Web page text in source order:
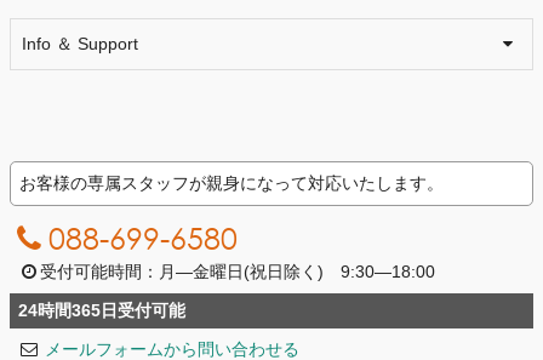
Info ＆ Support
お客様の専属スタッフが親身になって対応いたします。
088-699-6580
受付可能時間：月―金曜日(祝日除く) 9:30―18:00
24時間365日受付可能
メールフォームから問い合わせる